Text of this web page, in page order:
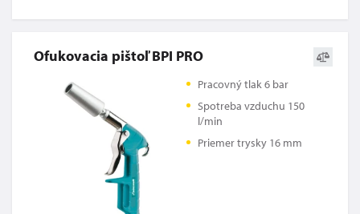
Ofukovacia pištoľ BPI PRO
Pracovný tlak 6 bar
Spotreba vzduchu 150
l/min
Priemer trysky 16 mm